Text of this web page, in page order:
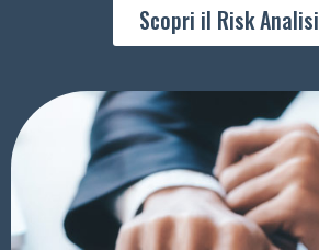
Scopri il Risk Analisi